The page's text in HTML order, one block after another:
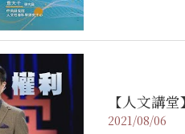
【人文講
2021/08/06